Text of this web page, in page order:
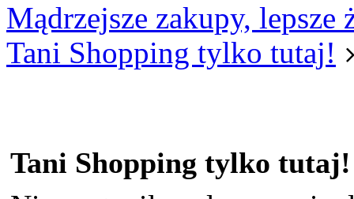
Mądrzejsze zakupy, lepsze
Tani Shopping tylko tutaj!
Tani Shopping tylko tutaj!